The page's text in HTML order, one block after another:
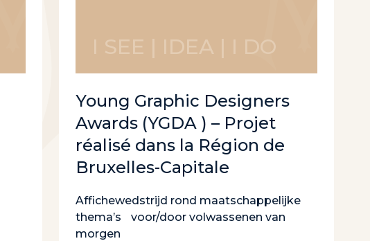
I SEE | IDEA | I DO
Young Graphic Designers
Awards (YGDA ) – Projet
réalisé dans la Région de
Bruxelles-Capitale
Affichewedstrijd rond maatschappelijke
thema’s voor/door volwassenen van
morgen